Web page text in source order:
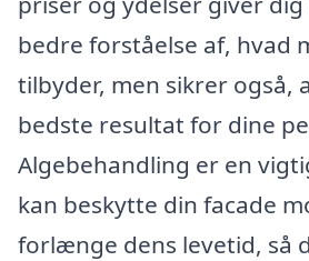
bedre forståelse af, hvad
tilbyder, men sikrer også,
bedste resultat for dine
Algebehandling er en
kan beskytte din facade
forlænge dens levetid, så